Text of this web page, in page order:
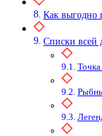
Как выгодно
Списки всей